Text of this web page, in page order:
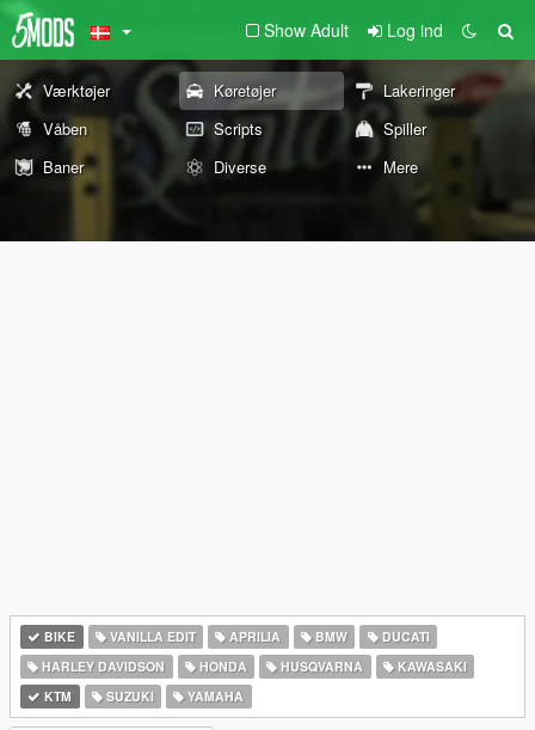
Show Adult Log ind
Værktøjer Køretøjer
Lakeringer
Våben
Scripts
Spiller
Baner
Diverse Mere
BIKE VANILLA EDIT APRILIA BMW
DUCATI
HARLEY DAVIDSON
HONDA HUSQVARNA
KAWASAKI
KTM
SUZUKI YAMAHA